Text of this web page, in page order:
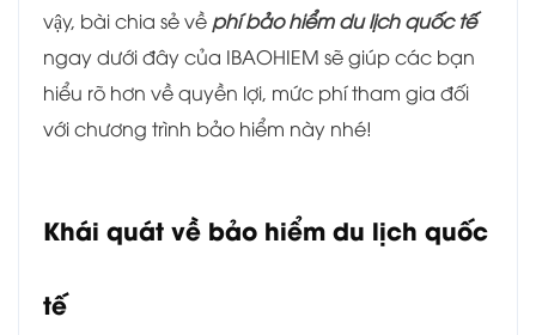
vậy, bài chia sẻ về phí bảo hiểm du lịch quốc tế
ngay dưới đây của IBAOHIEM sẽ giúp các bạn
hiểu rõ hơn về quyền lợi, mức phí tham gia đối
với chương trình bảo hiểm này nhé!
Khái quát về bảo hiểm du lịch quốc
tế